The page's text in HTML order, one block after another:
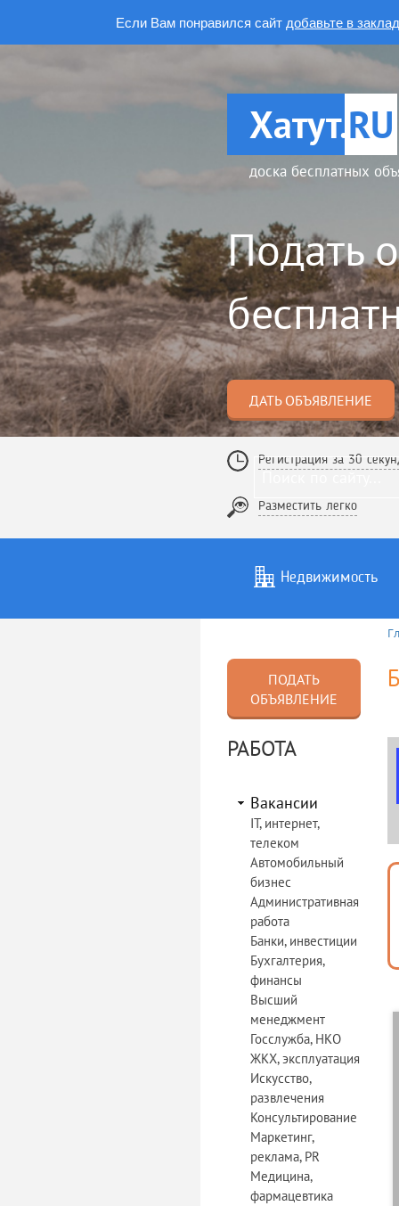
Если Вам понравился сайт добавьте в
Хатут.RU
доска бесплатных
Подать
ДАТЬ ОБЪЯВЛЕНИЕ
Регистрация за 30
Разместить легко
Недвижимость
Услуги
ПОДАТЬ
ОБЪЯВЛЕНИЕ
РАБОТА
Вакансии
IT, интернет,
телеком
Автомобильный
бизнес
Административная
работа
Банки, инвестиции
Бухгалтерия,
финансы
Высший
менеджмент
Госслужба, НКО
ЖКХ, эксплуатация
Искусство,
развлечения
Консультирование
Маркетинг,
реклама, PR
Медицина,
фармацевтика